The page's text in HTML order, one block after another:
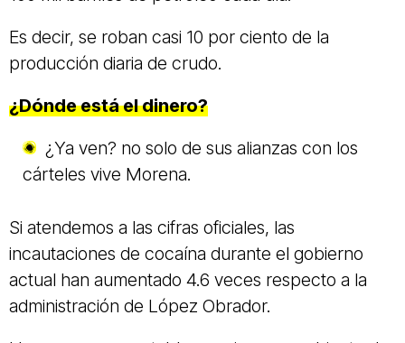
Es decir, se roban casi 10 por ciento de la
producción diaria de crudo.
¿Dónde está el dinero?
¿Ya ven? no solo de sus alianzas con los
cárteles vive Morena.
Si atendemos a las cifras oficiales, las
incautaciones de cocaína durante el gobierno
actual han aumentado 4.6 veces respecto a la
administración de López Obrador.